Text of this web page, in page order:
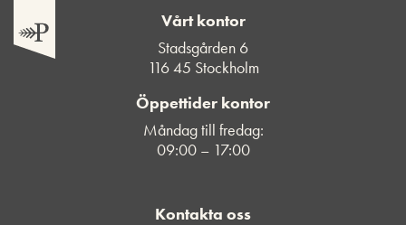
Vårt kontor
Stadsgården 6
116 45 Stockholm
Öppettider kontor
Måndag till fredag:
09:00 – 17:00
Kontakta oss